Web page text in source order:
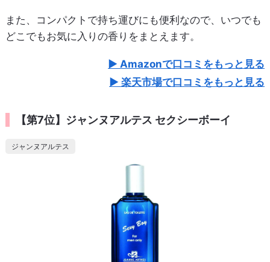
また、コンパクトで持ち運びにも便利なので、いつでも
どこでもお気に入りの香りをまとえます。
Amazonで口コミをもっと見る
楽天市場で口コミをもっと見る
【第7位】ジャンヌアルテス セクシーボーイ
ジャンヌアルテス